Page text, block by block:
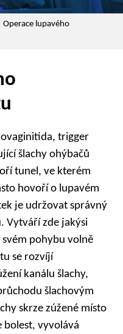
Operace lupavého
trigger
šlachy ohýbačů
tunel, ve kterém
hovoří o lupavém
je udržovat správný
Vytváří zde jakýsi
pohybu volně
se rozvíjí
kanálu šlachy,
šlachovým
skrze zúžené místo
bolest, vyvolává